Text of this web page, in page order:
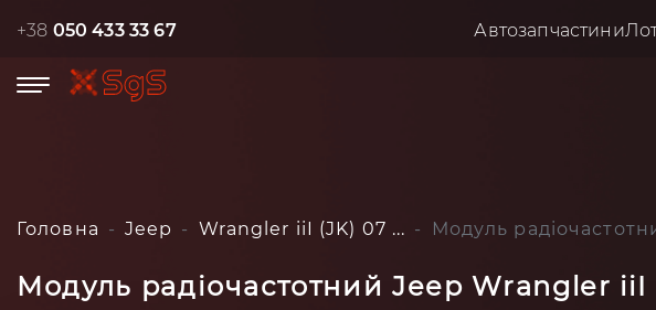
+38 050 433 33 67 Автозапчастини
Головна Jeep Wrangler iiI (JK) 07 ... Модуль
Модуль радіочастотний Jeep Wrangler iiI